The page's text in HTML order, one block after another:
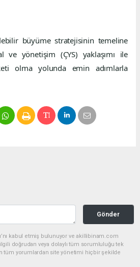
büyüme stratejisinin temeline
ve yönetişim (ÇYS) yaklaşımı ile
olma yolunda emin adımlarla
Gönder
kabul etmiş bulunuyor ve akillibinam.com
doğrudan veya dolaylı tüm sorumluluğu tek
tüm yorumlardan site yönetimi hiçbir şekilde